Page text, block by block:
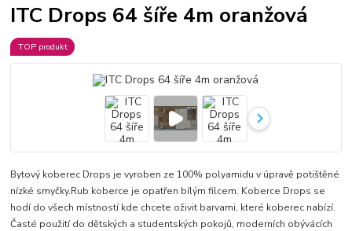
ITC Drops 64 šíře 4m oranžová
TOP produkt
Bytový koberec Drops je vyroben ze 100% polyamidu v úpravě potištěné
nízké smyčky.Rub koberce je opatřen bílým filcem. Koberce Drops se
hodí do všech místností kde chcete oživit barvami, které koberec nabízí.
Časté použití do dětských a studentských pokojů, moderních obývácích